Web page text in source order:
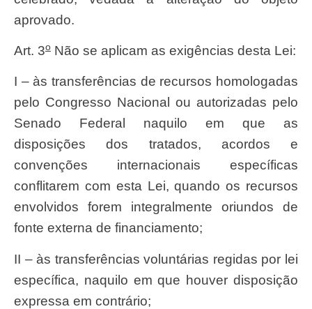
aprovado.
Art. 3o Não se aplicam as exigências desta Lei:
I – às transferências de recursos homologadas
pelo Congresso Nacional ou autorizadas pelo
Senado Federal naquilo em que as
disposições dos tratados, acordos e
convenções internacionais específicas
conflitarem com esta Lei, quando os recursos
envolvidos forem integralmente oriundos de
fonte externa de financiamento;
II – às transferências voluntárias regidas por lei
específica, naquilo em que houver disposição
expressa em contrário;